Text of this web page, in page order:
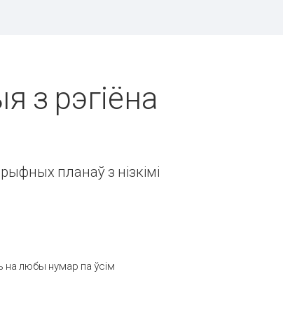
з рэгіёна
планаў з нізкімі
на любы нумар па ўсім